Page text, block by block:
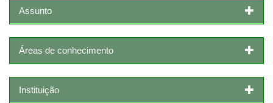
Assunto
Áreas de conhecimento
Instituição